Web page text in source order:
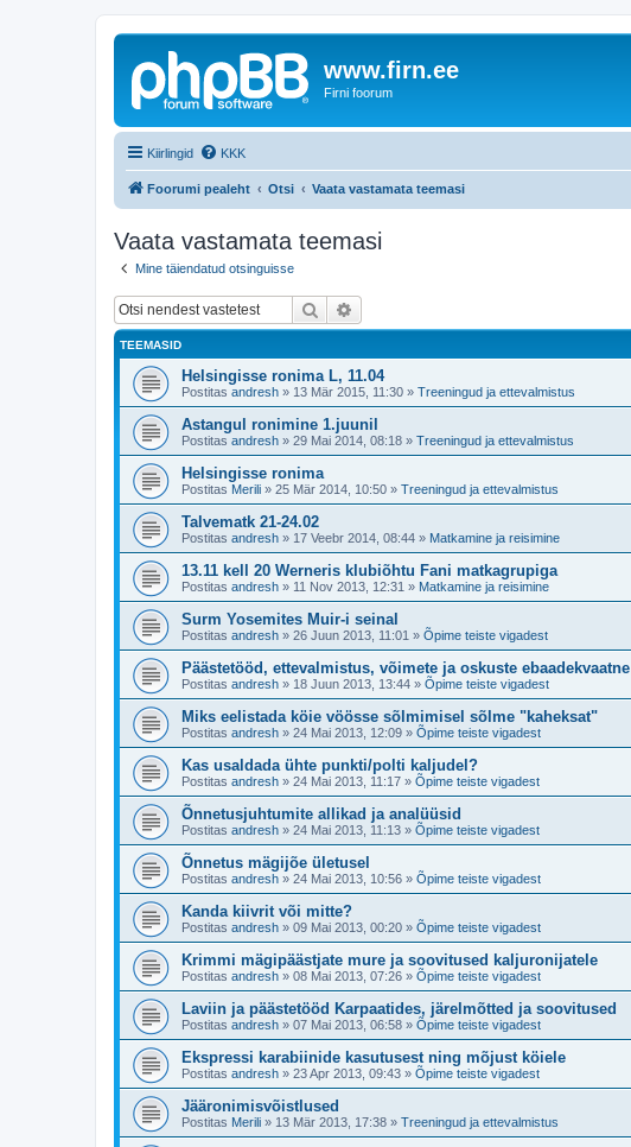
www.firn.ee
Firni foorum
Kiirlingid KKK
Foorumi pealeht Otsi Vaata vastamata teemasi
Vaata vastamata teemasi
Mine täiendatud otsinguisse
Otsi
TEEMASID
Helsingisse ronima L, 11.04
Postitas andresh » 13 Mär 2015, 11:30 » Treeningud ja ettevalmistus
Astangul ronimine 1.juunil
Postitas andresh » 29 Mai 2014, 08:18 » Treeningud ja ettevalmistus
Helsingisse ronima
Postitas Merili » 25 Mär 2014, 10:50 » Treeningud ja ettevalmistus
Talvematk 21-24.02
Postitas andresh » 17 Veebr 2014, 08:44 » Matkamine ja reisimine
13.11 kell 20 Werneris klubiõhtu Fani matkagrupiga
Postitas andresh » 11 Nov 2013, 12:31 » Matkamine ja reisimine
Surm Yosemites Muir-i seinal
Postitas andresh » 26 Juun 2013, 11:01 » Õpime teiste vigadest
Päästetööd, ettevalmistus, võimete ja oskuste ebaadekvaatne
Postitas andresh » 18 Juun 2013, 13:44 » Õpime teiste vigadest
Miks eelistada köie vöösse sõlmimisel sõlme "kaheksat"
Postitas andresh » 24 Mai 2013, 12:09 » Õpime teiste vigadest
Kas usaldada ühte punkti/polti kaljudel?
Postitas andresh » 24 Mai 2013, 11:17 » Õpime teiste vigadest
Õnnetusjuhtumite allikad ja analüüsid
Postitas andresh » 24 Mai 2013, 11:13 » Õpime teiste vigadest
Õnnetus mägijõe ületusel
Postitas andresh » 24 Mai 2013, 10:56 » Õpime teiste vigadest
Kanda kiivrit või mitte?
Postitas andresh » 09 Mai 2013, 00:20 » Õpime teiste vigadest
Krimmi mägipäästjate mure ja soovitused kaljuronijatele
Postitas andresh » 08 Mai 2013, 07:26 » Õpime teiste vigadest
Laviin ja päästetööd Karpaatides, järelmõtted ja soovitused
Postitas andresh » 07 Mai 2013, 06:58 » Õpime teiste vigadest
Ekspressi karabiinide kasutusest ning mõjust köiele
Postitas andresh » 23 Apr 2013, 09:43 » Õpime teiste vigadest
Jääronimisvõistlused
Postitas Merili » 13 Mär 2013, 17:38 » Treeningud ja ettevalmistus